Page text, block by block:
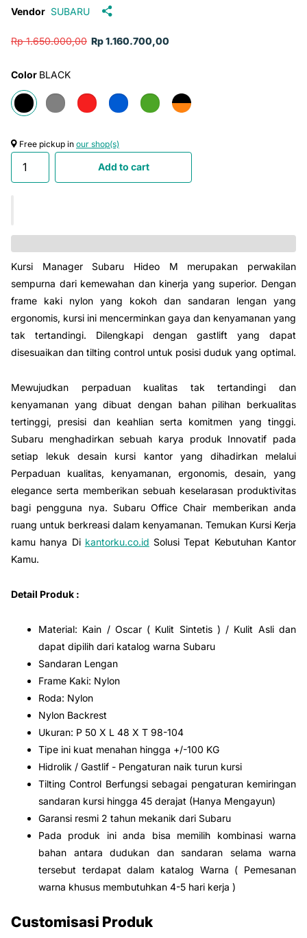
Vendor SUBARU
Rp 1.650.000,00 Rp 1.160.700,00
Color BLACK
Free pickup in our shop(s)
Add to cart
Kursi Manager Subaru Hideo M merupakan perwakilan
sempurna dari kemewahan dan kinerja yang superior. Dengan
frame kaki nylon yang kokoh dan sandaran lengan yang
ergonomis, kursi ini mencerminkan gaya dan kenyamanan yang
tak tertandingi. Dilengkapi dengan gastlift yang dapat
disesuaikan dan tilting control untuk posisi duduk yang optimal.
Mewujudkan perpaduan kualitas tak tertandingi dan
kenyamanan yang dibuat dengan bahan pilihan berkualitas
tertinggi, presisi dan keahlian serta komitmen yang tinggi.
Subaru menghadirkan sebuah karya produk Innovatif pada
setiap lekuk desain kursi kantor yang dihadirkan melalui
Perpaduan kualitas, kenyamanan, ergonomis, desain, yang
elegance serta memberikan sebuah keselarasan produktivitas
bagi pengguna nya. Subaru Office Chair memberikan anda
ruang untuk berkreasi dalam kenyamanan. Temukan Kursi Kerja
kamu hanya Di kantorku.co.id Solusi Tepat Kebutuhan Kantor
Kamu.
Detail Produk :
Material: Kain / Oscar ( Kulit Sintetis ) / Kulit Asli dan
dapat dipilih dari katalog warna Subaru
Sandaran Lengan
Frame Kaki: Nylon
Roda: Nylon
Nylon Backrest
Ukuran: P 50 X L 48 X T 98-104
Tipe ini kuat menahan hingga +/-100 KG
Hidrolik / Gastlif - Pengaturan naik turun kursi
Tilting Control Berfungsi sebagai pengaturan kemiringan
sandaran kursi hingga 45 derajat (Hanya Mengayun)
Garansi resmi 2 tahun mekanik dari Subaru
Pada produk ini anda bisa memilih kombinasi warna
bahan antara dudukan dan sandaran selama warna
tersebut terdapat dalam katalog Warna ( Pemesanan
warna khusus membutuhkan 4-5 hari kerja )
Customisasi Produk